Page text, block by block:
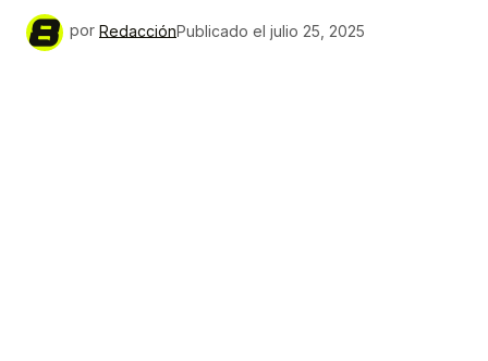
por RedacciónPublicado el julio 25, 2025